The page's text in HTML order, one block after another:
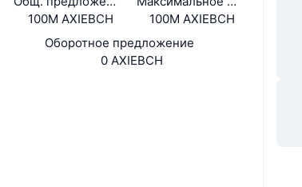
100M AXIEBCH
100M AXIEBCH
Оборотное предложение
0 AXIEBCH